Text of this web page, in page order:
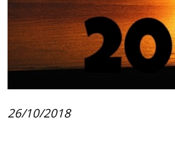
26/10/2018